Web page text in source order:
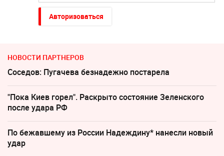
Авторизоваться
НОВОСТИ ПАРТНЕРОВ
Соседов: Пугачева безнадежно постарела
"Пока Киев горел". Раскрыто состояние Зеленского
после удара РФ
По бежавшему из России Надеждину* нанесли новый
удар